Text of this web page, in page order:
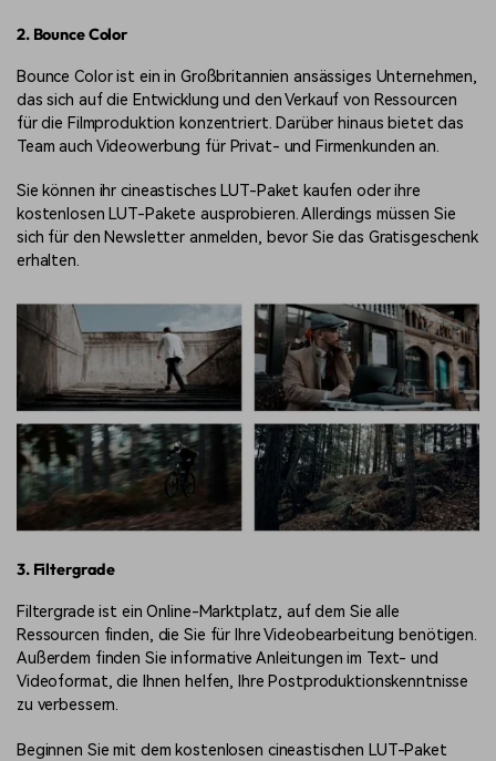
2. Bounce Color
Bounce Color ist ein in Großbritannien ansässiges Unternehmen,
das sich auf die Entwicklung und den Verkauf von Ressourcen
für die Filmproduktion konzentriert. Darüber hinaus bietet das
Team auch Videowerbung für Privat- und Firmenkunden an.
Sie können ihr cineastisches LUT-Paket kaufen oder ihre
kostenlosen LUT-Pakete ausprobieren. Allerdings müssen Sie
sich für den Newsletter anmelden, bevor Sie das Gratisgeschenk
erhalten.
3. Filtergrade
Filtergrade ist ein Online-Marktplatz, auf dem Sie alle
Ressourcen finden, die Sie für Ihre Videobearbeitung benötigen.
Außerdem finden Sie informative Anleitungen im Text- und
Videoformat, die Ihnen helfen, Ihre Postproduktionskenntnisse
zu verbessern.
Beginnen Sie mit dem kostenlosen cineastischen LUT-Paket